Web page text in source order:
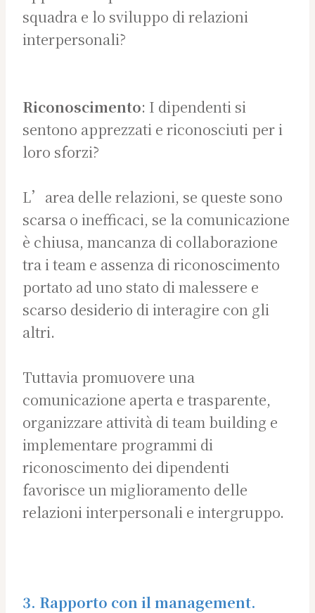
squadra e lo sviluppo di relazioni
interpersonali?
Riconoscimento: I dipendenti si
sentono apprezzati e riconosciuti per i
loro sforzi?
L’area delle relazioni, se queste sono
scarsa o inefficaci, se la comunicazione
è chiusa, mancanza di collaborazione
tra i team e assenza di riconoscimento
portato ad uno stato di malessere e
scarso desiderio di interagire con gli
altri.
Tuttavia promuovere una
comunicazione aperta e trasparente,
organizzare attività di team building e
implementare programmi di
riconoscimento dei dipendenti
favorisce un miglioramento delle
relazioni interpersonali e intergruppo.
3. Rapporto con il management.